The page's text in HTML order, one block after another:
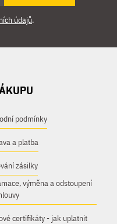
údajů.
podmínky
a platba
zásilky
výměna a odstoupení
certifikáty - jak uplatnit